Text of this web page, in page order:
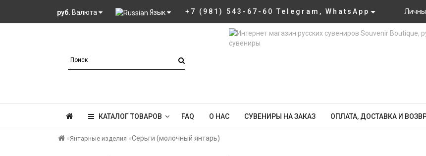
руб. Валюта Язык +7 (981) 543-67-60 Telegram, WhatsApp
КАТАЛОГ ТОВАРОВ FAQ О НАС СУВЕНИРЫ НА ЗАКАЗ ОПЛАТА, ДОСТАВКА И
Янтарные изделия Серьги (молочный янтарь)